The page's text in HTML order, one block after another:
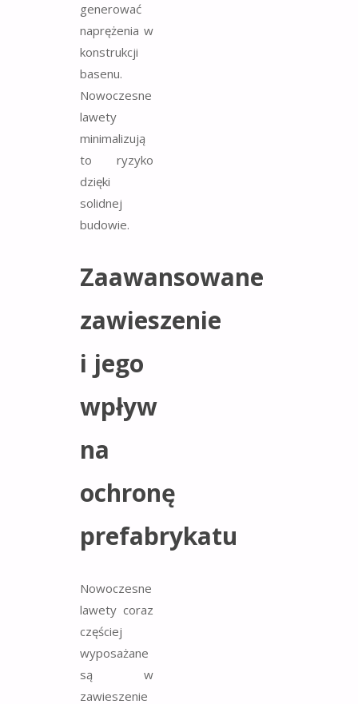
generować
naprężenia w
konstrukcji
basenu.
Nowoczesne
lawety
minimalizują
to ryzyko
dzięki
solidnej
budowie.
Zaawansowane
zawieszenie
i jego
wpływ
na
ochronę
prefabrykatu
Nowoczesne
lawety coraz
częściej
wyposażane
są w
zawieszenie